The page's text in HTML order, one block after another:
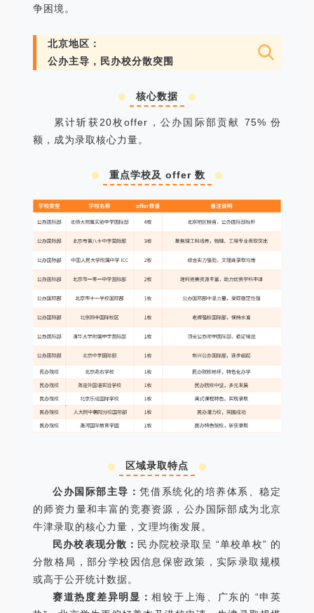
争困境。
北京地区：
公办主导，民办校分散突围
核心数据
累计斩获20枚offer，公办国际部贡献 75% 份
额，成为录取核心力量。
重点学校及 offer 数
区域录取特点
公办国际部主导：凭借系统化的培养体系、稳定
的师资力量和丰富的竞赛资源，公办国际部成为北京
牛津录取的核心力量，文理均衡发展。
民办校表现分散： 民办院校录取呈 “单校单枚” 的
分散格局，部分学校因信息保密政策，实际录取规模
或高于公开统计数据。
赛道热度差异明显：相较于上海、广东的 “申英